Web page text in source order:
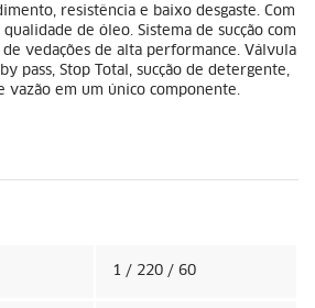
resistência e baixo desgaste. Com
de óleo. Sistema de sucção com
vedações de alta performance. Válvula
pass, Stop Total, sucção de detergente,
vazão em um único componente.
1 / 220 / 60